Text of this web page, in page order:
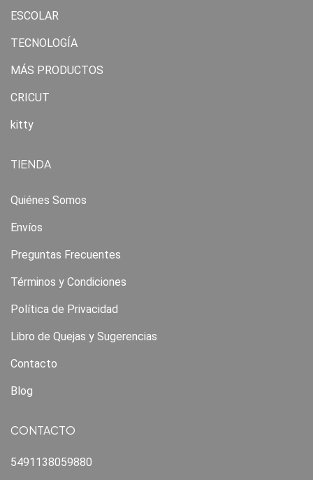
ESCOLAR
TECNOLOGÍA
MÁS PRODUCTOS
CRICUT
kitty
TIENDA
Quiénes Somos
Envíos
Preguntas Frecuentes
Términos y Condiciones
Política de Privacidad
Libro de Quejas y Sugerencias
Contacto
Blog
CONTACTO
5491138059880